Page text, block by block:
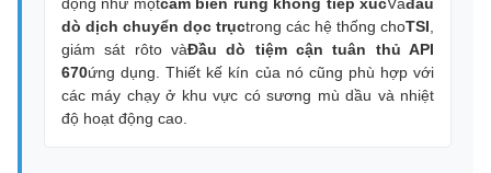
động như mộtcảm biến rung không tiếp xúcVàđầu
dò dịch chuyển dọc trụctrong các hệ thống choTSI,
giám sát rôto vàĐầu dò tiệm cận tuân thủ API
670ứng dụng. Thiết kế kín của nó cũng phù hợp với
các máy chạy ở khu vực có sương mù dầu và nhiệt
độ hoạt động cao.